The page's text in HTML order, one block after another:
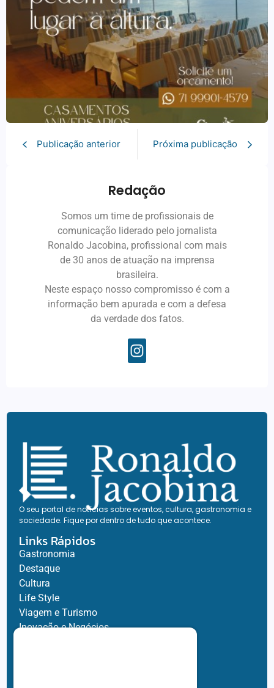
Publicação anterior Próxima publicação
Redação
Somos um time de profissionais de
comunicação liderado pelo jornalista
Ronaldo Jacobina, profissional com mais
de 30 anos de atuação na imprensa
brasileira.
Neste espaço nosso compromisso é com a
informação bem apurada e com a defesa
da verdade dos fatos.
O seu portal de notícias sobre eventos, cultura, gastronomia e
sociedade. Fique por dentro de tudo que acontece.
Links Rápidos
Gastronomia
Destaque
Cultura
Life Style
Viagem e Turismo
Inovação e Negócios